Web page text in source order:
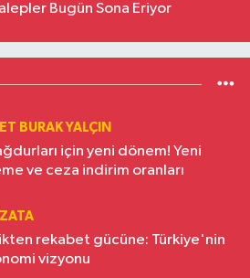
Bugün Sona Eriyor
BURAK YALÇIN
için yeni dönem! Yeni
ve ceza indirim oranları
rekabet gücüne: Türkiye'nin
vizyonu